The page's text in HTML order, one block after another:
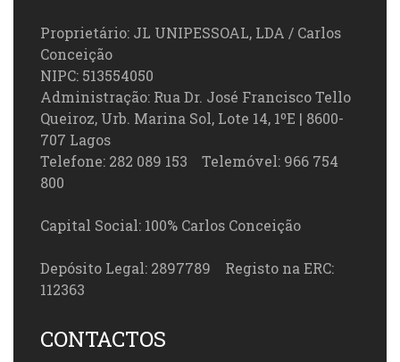
Proprietário: JL UNIPESSOAL, LDA / Carlos
Conceição
NIPC: 513554050
Administração: Rua Dr. José Francisco Tello
Queiroz, Urb. Marina Sol, Lote 14, 1ºE | 8600-
707 Lagos
Telefone: 282 089 153 Telemóvel: 966 754
800
Capital Social: 100% Carlos Conceição
Depósito Legal: 2897789 Registo na ERC:
112363
CONTACTOS